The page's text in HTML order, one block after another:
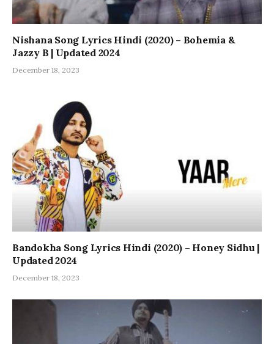
Nishana Song Lyrics Hindi (2020) – Bohemia &
Jazzy B | Updated 2024
December 18, 2023
Bandokha Song Lyrics Hindi (2020) – Honey Sidhu |
Updated 2024
December 18, 2023